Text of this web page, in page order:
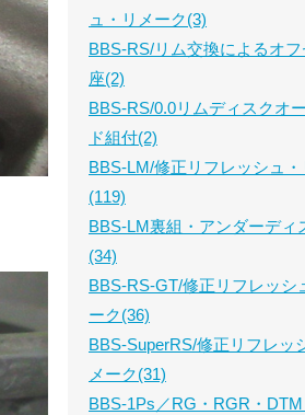
ュ・リメーク(3)
BBS-RS/リム交換によるオ
座(2)
BBS-RS/0.0リムディスクオ
ド組付(2)
BBS-LM/修正リフレッシュ・
(119)
BBS-LM裏組・アンダーディ
(34)
BBS-RS-GT/修正リフレッシ
ーク(36)
BBS-SuperRS/修正リフレッ
メーク(31)
BBS-1Ps／RG・RGR・DTM